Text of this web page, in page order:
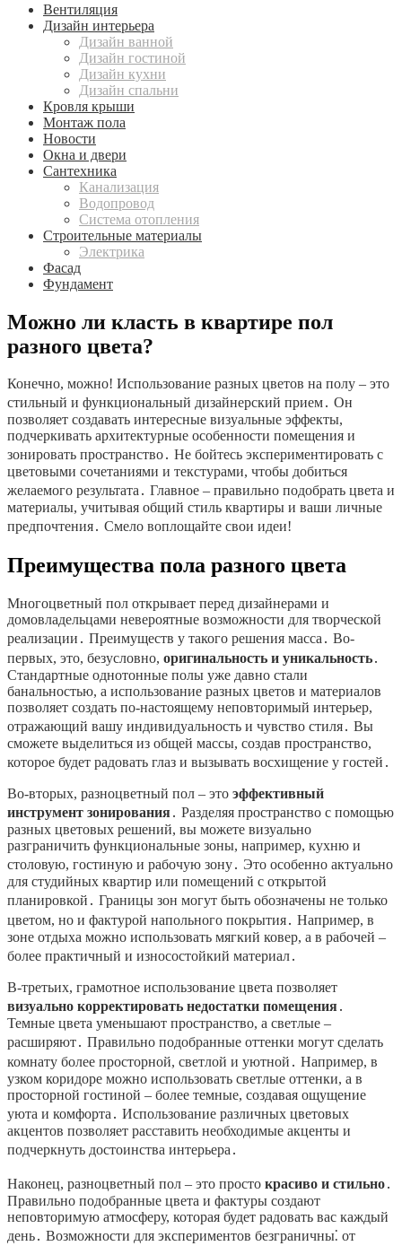
Вентиляция
Дизайн интерьера
Дизайн ванной
Дизайн гостиной
Дизайн кухни
Дизайн спальни
Кровля крыши
Монтаж пола
Новости
Окна и двери
Сантехника
Канализация
Водопровод
Система отопления
Строительные материалы
Электрика
Фасад
Фундамент
Можно ли класть в квартире пол
разного цвета?
Конечно, можно! Использование разных цветов на полу – это
стильный и функциональный дизайнерский прием․ Он
позволяет создавать интересные визуальные эффекты,
подчеркивать архитектурные особенности помещения и
зонировать пространство․ Не бойтесь экспериментировать с
цветовыми сочетаниями и текстурами, чтобы добиться
желаемого результата․ Главное – правильно подобрать цвета и
материалы, учитывая общий стиль квартиры и ваши личные
предпочтения․ Смело воплощайте свои идеи!
Преимущества пола разного цвета
Многоцветный пол открывает перед дизайнерами и
домовладельцами невероятные возможности для творческой
реализации․ Преимуществ у такого решения масса․ Во-
первых, это, безусловно, оригинальность и уникальность․
Стандартные однотонные полы уже давно стали
банальностью, а использование разных цветов и материалов
позволяет создать по-настоящему неповторимый интерьер,
отражающий вашу индивидуальность и чувство стиля․ Вы
сможете выделиться из общей массы, создав пространство,
которое будет радовать глаз и вызывать восхищение у гостей․
Во-вторых, разноцветный пол – это эффективный
инструмент зонирования․ Разделяя пространство с помощью
разных цветовых решений, вы можете визуально
разграничить функциональные зоны, например, кухню и
столовую, гостиную и рабочую зону․ Это особенно актуально
для студийных квартир или помещений с открытой
планировкой․ Границы зон могут быть обозначены не только
цветом, но и фактурой напольного покрытия․ Например, в
зоне отдыха можно использовать мягкий ковер, а в рабочей –
более практичный и износостойкий материал․
В-третьих, грамотное использование цвета позволяет
визуально корректировать недостатки помещения․
Темные цвета уменьшают пространство, а светлые –
расширяют․ Правильно подобранные оттенки могут сделать
комнату более просторной, светлой и уютной․ Например, в
узком коридоре можно использовать светлые оттенки, а в
просторной гостиной – более темные, создавая ощущение
уюта и комфорта․ Использование различных цветовых
акцентов позволяет расставить необходимые акценты и
подчеркнуть достоинства интерьера․
Наконец, разноцветный пол – это просто красиво и стильно․
Правильно подобранные цвета и фактуры создают
неповторимую атмосферу, которая будет радовать вас каждый
день․ Возможности для экспериментов безграничны⁚ от